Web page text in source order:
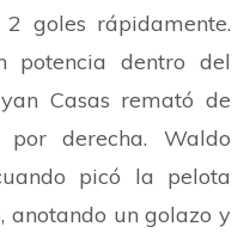
goles rápidamente.
potencia dentro del
Casas remató de
derecha. Waldo
picó la pelota
anotando un golazo y